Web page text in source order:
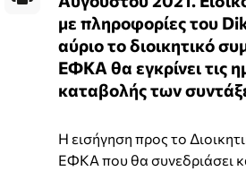
με πληροφορίες του
αύριο το διοικητικό
ΕΦΚΑ θα εγκρίνει τις
καταβολής των
Η εισήγηση προς το
ΕΦΚΑ που θα συνεδριάσει